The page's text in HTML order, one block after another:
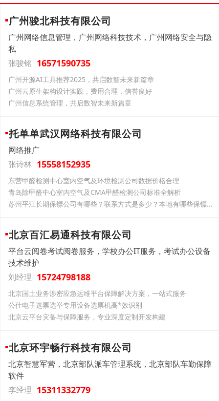
广州骏北科技有限公司
广州网络信息管理，广州网络科技技术，广州网络安全与隐
私
张骏铭 16571590735
广州开源AI工具推荐2025，共启数智未来新篇章
广州云原生架构设计实践，费用合理，信誉良好
广州信息系统管理，共启数智未来新篇章
托单单武汉网络科技有限公司
网络推广
张诗林 15558152935
东营甲醛检测中心室内空气及环境检测公司数据价格合理
青岛除甲醛中心室内空气及CMA甲醛检测公司标准全解析
苏州平江长期保镖公司有哪些？联系方式是多少？本地有哪些保镖公司？
北京百汇易通科技有限公司
平台云阅卷考试阅卷服务，学校办公IT服务，考试办公设备
技术维护
刘经理 15724798188
北京国土业务涉密应急运维平台保障解决方案，一站式服务
公仕电子选票选举专用设备选票机高*效识别
北京云平台灾备与保障服务，专业深度定制开发构建
北京环宇畅行科技有限公司
北京智慧军营，北京部队派车管理系统，北京部队车勤保障
软件
李经理 15311332779